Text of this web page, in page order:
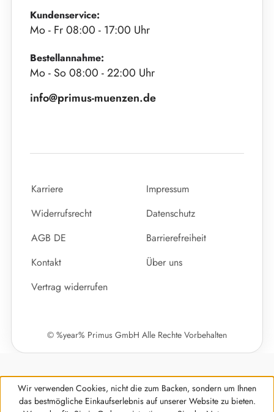
Kundenservice:
Mo - Fr 08:00 - 17:00 Uhr
Bestellannahme:
Mo - So 08:00 - 22:00 Uhr
info@primus-muenzen.de
Karriere
Impressum
Widerrufsrecht
Datenschutz
AGB DE
Barrierefreiheit
Kontakt
Über uns
Vertrag widerrufen
© %year% Primus GmbH Alle Rechte Vorbehalten
Wir verwenden Cookies, nicht die zum Backen, sondern um Ihnen
das bestmögliche Einkaufserlebnis auf unserer Website zu bieten.